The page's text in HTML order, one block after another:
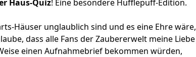
Haus-Quiz! Eine besondere Hufflepuff-Edition.
Häuser unglaublich sind und es eine Ehre wäre,
dass alle Fans der Zaubererwelt meine Liebe
einen Aufnahmebrief bekommen würden,